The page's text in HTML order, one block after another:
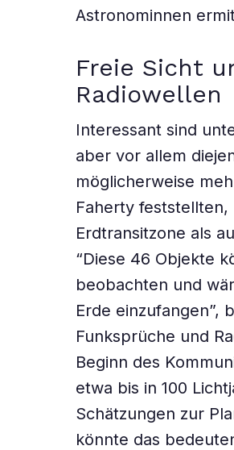
Astronominnen
Freie Sicht
Radiowellen
Interessant sind
aber vor allem
möglicherweise
Faherty
Erdtransitzone als
“Diese 46 Objekte
beobachten und
Erde einzufangen”,
Funksprüche und
Beginn des
etwa bis in 100
Schätzungen zur
könnte das